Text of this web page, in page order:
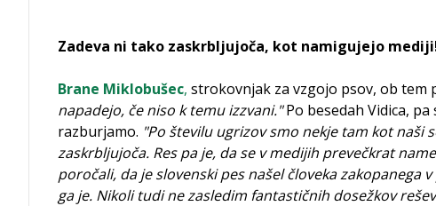
Zadeva ni tako zaskrbljujoča, kot namigujejo
Brane Miklobušec, strokovnjak za vzgojo psov, ob tem
napadejo, če niso k temu izzvani."Po besedah Vidica,
razburjamo. "Po številu ugrizov smo nekje tam kot
zaskrbljujoča. Res pa je, da se v medijih prevečkrat
poročali, da je slovenski pes našel človeka zakopanega
ga je. Nikoli tudi ne zasledim fantastičnih dosežkov